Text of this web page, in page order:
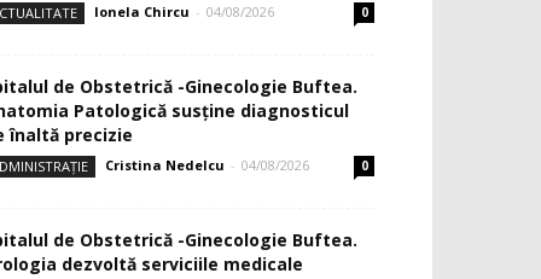
Ionela Chircu - 04/08/2026 0
de Obstetrică -Ginecologie Buftea.
Patologică susţine diagnosticul
înaltă precizie
Cristina Nedelcu - 04/08/2026 0
de Obstetrică -Ginecologie Buftea.
dezvoltă serviciile medicale